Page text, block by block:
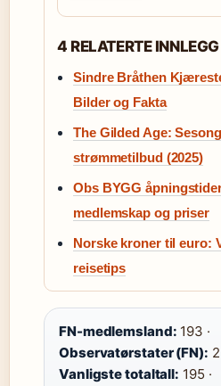
4 RELATERTE INNLEGG
Sindre Bråthen
Bilder og Fakta
The Gilded Age:
strømmetilbud (2025)
Obs BYGG
medlemskap og priser
Norske kroner til euro:
reisetips
FN-medlemsland: 193 ·
Observatørstater (FN): 2
Vanligste totaltall: 195 ·